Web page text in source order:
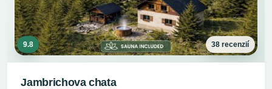
9.8 38 recenzií
Jambrichova chata